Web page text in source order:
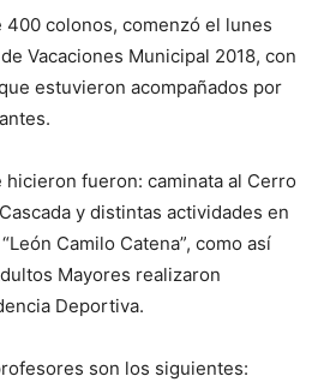
400 colonos, comenzó el lunes
Vacaciones Municipal 2018, con
estuvieron acompañados por
hicieron fueron: caminata al Cerro
y distintas actividades en
Camilo Catena”, como así
Mayores realizaron
Deportiva.
son los siguientes: